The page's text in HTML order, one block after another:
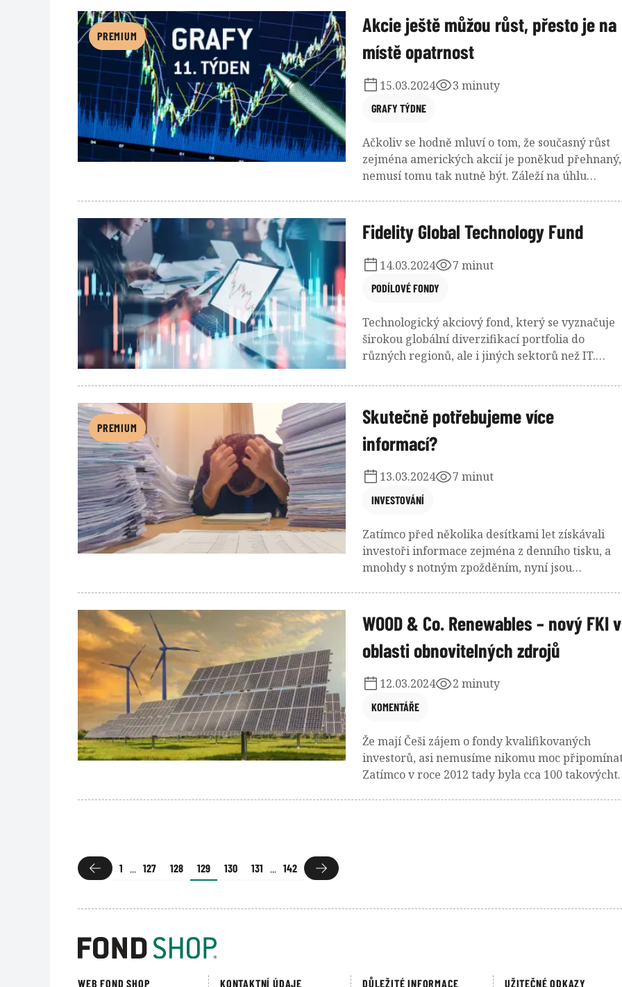
PREMIUM
Akcie ještě můžou růst, přesto je na
místě opatrnost
GRAFY TÝDNE
15.03.2024 3 minuty
Ačkoliv se hodně mluví o tom, že současný růst
zejména amerických akcií je poněkud přehnaný,
nemusí tomu tak nutně být. Záleží na úhlu
Fidelity Global Technology Fund
PODÍLOVÉ FONDY
14.03.2024 7 minut
Technologický akciový fond, který se vyznačuje
širokou globální diverzifikací portfolia do
různých regionů, ale i jiných sektorů než IT.
navíc dosahuje výborného poměru výnos / riziko
ve srovnání s konkurencí.
PREMIUM
Skutečně potřebujeme více
informací?
INVESTOVÁNÍ
13.03.2024 7 minut
Zatímco před několika desítkami let získávali
investoři informace zejména z denního tisku, a
mnohdy s notným zpožděním, nyní jsou
WOOD & Co. Renewables – nový FKI v
oblasti obnovitelných zdrojů
KOMENTÁŘE
12.03.2024 2 minuty
Že mají Češi zájem o fondy kvalifikovaných
investorů, asi nemusíme nikomu moc
Zatímco v roce 2012 tady byla cca 100
1 ... 127 128 129 130 131 ... 142
WEB FOND SHOP KONTAKTNÍ ÚDAJE DŮLEŽITÉ INFORMACE UŽITEČNÉ ODKAZY